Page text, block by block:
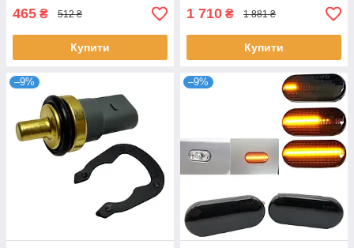
465 ₴ 512 ₴
Купити
1 710 ₴ 1 881 ₴
Купити
–9% –9%